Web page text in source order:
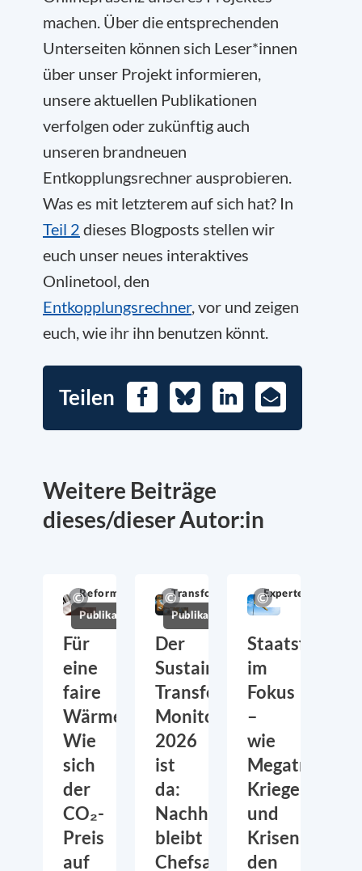
machen. Über die entsprechenden
Unterseiten können sich Leser*innen
über unser Projekt informieren,
unsere aktuellen Publikationen
verfolgen oder zukünftig auch
unseren brandneuen
Entkopplungsrechner ausprobieren.
Was es mit letzterem auf sich hat? In
Teil 2 dieses Blogposts stellen wir
euch unser neues interaktives
Onlinetool, den
Entkopplungsrechner, vor und zeigen
euch, wie ihr ihn benutzen könnt.
Teilen FacebookBlueskyLinkedIn
E-
Mail
Weitere Beiträge
dieses/dieser Autor:in
Reformakzeptanz
Publikation
Für
eine
faire
Wärmewende:
Wie
sich
der
CO₂-
Preis
auf
Transformation
Publikation
Der
Sustainability
Transformation
Monitor
2026
ist
da:
Nachhaltigkeit
bleibt
Chefsache
Expertenmeinung
im
Fokus
–
wie
Megatrends,
Kriege
und
Krisen
den